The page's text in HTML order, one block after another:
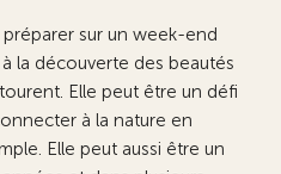
sur un week-end
la découverte des beautés
Elle peut être un défi
à la nature en
Elle peut aussi être un